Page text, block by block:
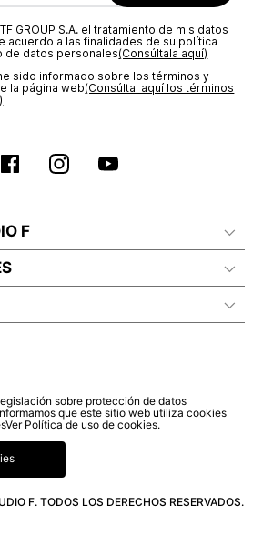
GROUP S.A. el tratamiento de mis datos
acuerdo a las finalidades de su política
de datos personales‎(Consúltala aquí)
sido informado sobre los términos y
la página web‎(Consúltal aquí los términos
F
F. TODOS LOS DERECHOS RESERVADOS.
sobre protección de datos
que este sitio web utiliza cookies
Ver Política de uso de cookies.